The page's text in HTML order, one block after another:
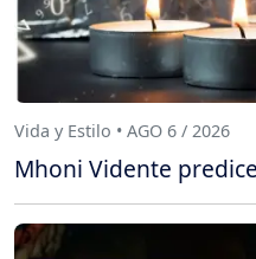
Vida y Estilo • AGO 6 / 2026
Mhoni Vidente